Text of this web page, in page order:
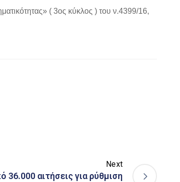
( 3ος κύκλος ) του ν.4399/16,
Next
αιτήσεις για ρύθμιση